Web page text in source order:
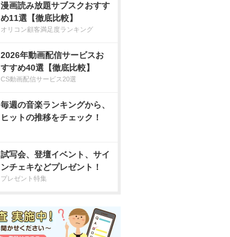
漫画読み放題サブスクおすす
め11選【徹底比較】
オリコン顧客満足度ランキング
2026年動画配信サービスお
すすめ40選【徹底比較】
CS動画配信サービス20選
毎週の音楽ランキングから、
ヒットの推移をチェック！
試写会、登壇イベント、サイ
ンチェキなどプレゼント！
プレゼント特集